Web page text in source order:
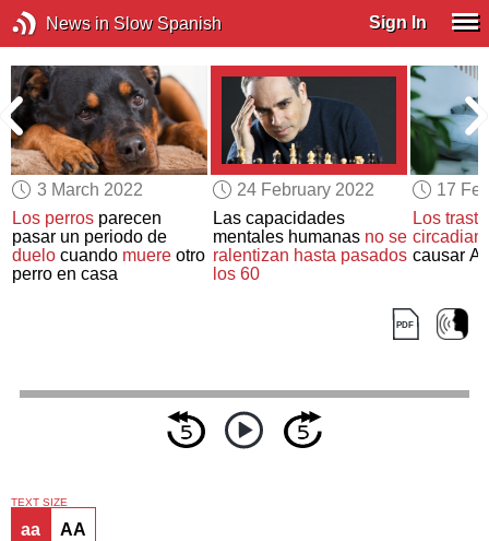
News in Slow Spanish Sign In
3 March 2022
Los perros parecen
pasar un periodo de
duelo cuando muere otro
perro en casa
24 February 2022
Las capacidades
mentales humanas no se
ralentizan hasta pasados
los 60
17
Los
causar
TEXT SIZE
aa AA